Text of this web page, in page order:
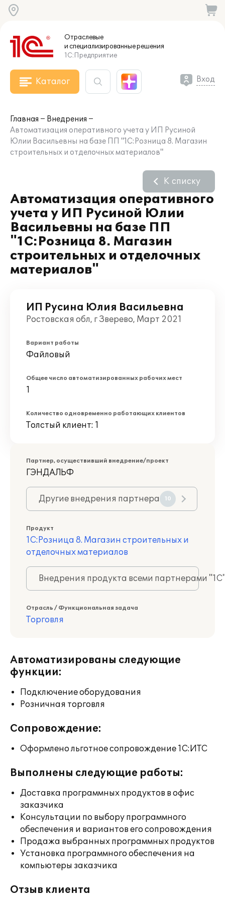
Отраслевые
и специализированныерешения
1С:Предприятие
Каталог Вход
Главная
Внедрения
Автоматизация оперативного учета у ИП Русиной
Юлии Васильевны на базе ПП "1С:Розница 8. Магазин
строительных и отделочных материалов"
Автоматизация оперативного
учета у ИП Русиной Юлии
Васильевны на базе ПП
"1С:Розница 8. Магазин
строительных и отделочных
материалов"
К списку
ИП Русина Юлия Васильевна
Ростовская обл, г Зверево, Март 2021
Вариант работы
Файловый
Общее число автоматизированных рабочих мест
1
Количество одновременно работающих клиентов
Толстый клиент: 1
Партнер, осуществивший внедрение/проект
ГЭНДАЛЬФ
Другие внедрения партнера 10
Продукт
1С:Розница 8. Магазин строительных и
отделочных материалов
Внедрения продукта всеми партнерами
Отрасль / Функциональная задача
Торговля
Автоматизированы следующие
функции:
Подключение оборудования
Розничная торговля
Сопровождение:
Оформлено льготное сопровождение 1С:ИТС
Выполнены следующие работы:
Доставка программных продуктов в офис
заказчика
Консультации по выбору программного
обеспечения и вариантов его сопровождения
Продажа выбранных программных продуктов
Установка программного обеспечения на
компьютеры заказчика
Отзыв клиента